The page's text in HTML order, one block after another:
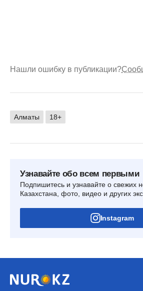
Нашли ошибку в публикации?
Алматы 18+
Узнавайте обо всем первыми
Подпишитесь и узнавайте о свежих
Казахстана, фото, видео и других
Instagram